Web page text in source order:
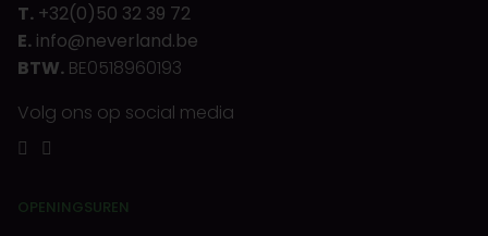
T. +32(0)50 32 39 72
E. info@neverland.be
BTW. BE0518960193
Volg ons op social media
OPENINGSUREN